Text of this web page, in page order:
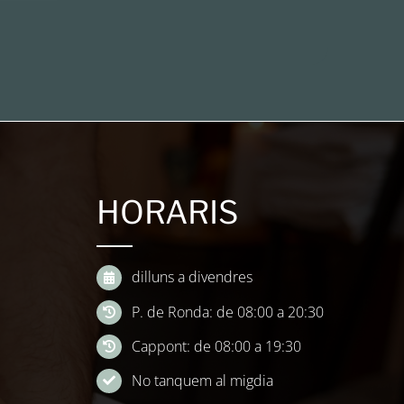
HORARIS
dilluns a divendres
P. de Ronda: de 08:00 a 20:30
Cappont: de 08:00 a 19:30
No tanquem al migdia